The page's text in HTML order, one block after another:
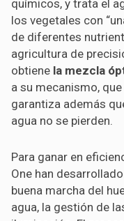
químicos, y trata el
los vegetales con
de diferentes
agricultura de
obtiene la mezcla
a su mecanismo,
garantiza además
agua no se pierden.
Para ganar en
One han
buena marcha del
agua, la gestión de